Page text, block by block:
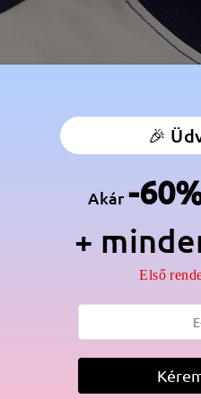
🎉
Akár-
+
Első